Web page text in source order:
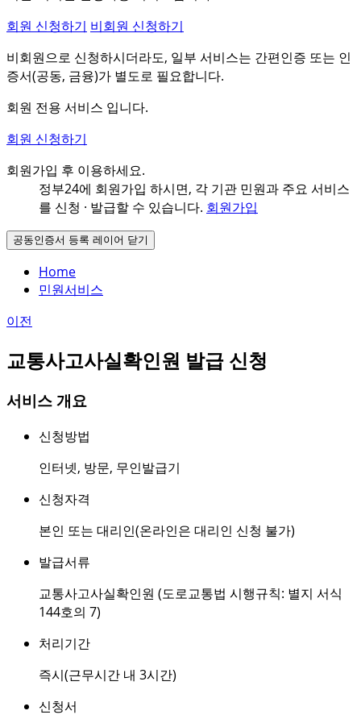
회원 신청하기 비회원 신청하기
비회원으로 신청하시더라도, 일부 서비스는 간편인증 또는 인
증서(공동, 금융)가 별도로 필요합니다.
회원 전용 서비스 입니다.
회원 신청하기
회원가입 후 이용하세요.
정부24에 회원가입 하시면, 각 기관 민원과 주요 서비스
를 신청 · 발급할 수 있습니다. 회원가입
공동인증서 등록 레이어 닫기
Home
민원서비스
이전
교통사고사실확인원 발급 신청
서비스 개요
신청방법
인터넷, 방문, 무인발급기
신청자격
본인 또는 대리인(온라인은 대리인 신청 불가)
발급서류
교통사고사실확인원 (도로교통법 시행규칙: 별지 서식
144호의 7)
처리기간
즉시(근무시간 내 3시간)
신청서